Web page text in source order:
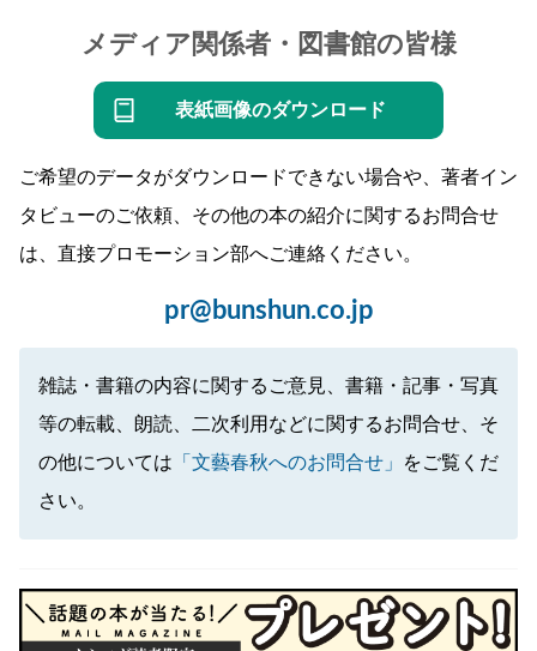
メディア関係者・図書館の皆様
表紙画像のダウンロード
ご希望のデータがダウンロードできない場合や、著者イン
タビューのご依頼、その他の本の紹介に関するお問合せ
は、直接プロモーション部へご連絡ください。
pr@bunshun.co.jp
雑誌・書籍の内容に関するご意見、書籍・記事・写真
等の転載、朗読、二次利用などに関するお問合せ、そ
の他については 「文藝春秋へのお問合せ」
をご覧くだ
さい。